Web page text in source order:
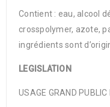
Contient : eau, alcool
crosspolymer, azote,
ingrédients sont
LEGISLATION
USAGE GRAND PUBLIC